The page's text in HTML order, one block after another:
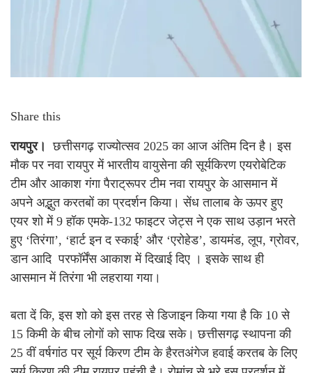
Share this
रायपुर। छत्तीसगढ़ राज्योत्सव 2025 का आज अंतिम दिन है। इस
मौक पर नवा रायपुर में भारतीय वायुसेना की सूर्यकिरण एयरोबेटिक
टीम और आकाश गंगा पैराट्रूपर टीम नवा रायपुर के आसमान में
अपने अद्भुत करतबों का प्रदर्शन किया। सेंध तालाब के ऊपर हुए
एयर शो में 9 हॉक एमके-132 फाइटर जेट्स ने एक साथ उड़ान भरते
हुए ‘तिरंगा’, ‘हार्ट इन द स्काई’ और ‘एरोहेड’, डायमंड, लूप, ग्रोवर,
डान आदि परफॉर्मेंस आकाश में दिखाई दिए । इसके साथ ही
आसमान में तिरंगा भी लहराया गया।
बता दें कि, इस शो को इस तरह से डिजाइन किया गया है कि 10 से
15 किमी के बीच लोगों को साफ दिख सके। छत्तीसगढ़ स्थापना की
25 वीं वर्षगांठ पर सूर्य किरण टीम के हैरतअंगेज हवाई करतब के लिए